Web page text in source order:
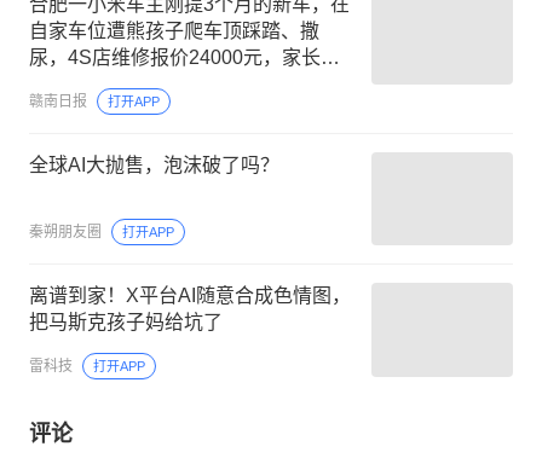
自家车位遭熊孩子爬车顶踩踏、撒
尿，4S店维修报价24000元，家长称
赔偿金额“太离谱” 让车主起诉
赣南日报 打开APP
全球AI大抛售，泡沫破了吗？
秦朔朋友圈 打开APP
离谱到家！X平台AI随意合成色情图，
把马斯克孩子妈给坑了
雷科技 打开APP
评论